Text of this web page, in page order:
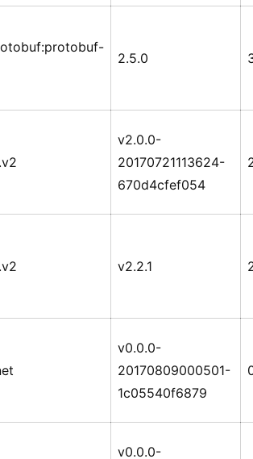
2.5.0
v2.0.0-
20170721113624-
670d4cfef054
v2.2.1
v0.0.0-
20170809000501-
1c05540f6879
v0.0.0-